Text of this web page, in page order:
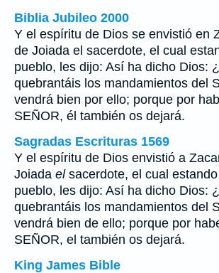
Biblia Jubileo 2000
Y el espíritu de Dios se envistió en
de Joiada el sacerdote, el cual
pueblo, les dijo: Así ha dicho Dios:
quebrantáis los mandamientos del
vendrá bien por ello; porque por
SEÑOR, él también os dejará.
Sagradas Escrituras 1569
Y el espíritu de Dios envistió a
Joiada elsacerdote, el cual estando
pueblo, les dijo: Así ha dicho Dios:
quebrantáis los mandamientos del
vendrá bien de ello; porque por
SEÑOR, el también os dejará.
King James Bible